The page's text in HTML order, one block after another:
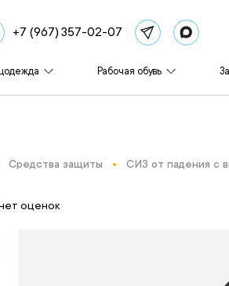
+7 (967) 357-02-07
Рабочая обувь
Средства защиты СИЗ от падения с
оценок